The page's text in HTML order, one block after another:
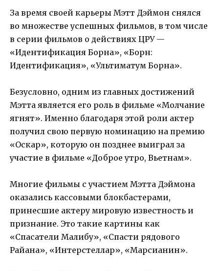
За время своей карьеры Мэтт Дэймон снялся
во множестве успешных фильмов, в том числе
в серии фильмов о действиях ЦРУ —
«Идентификация Борна», «Борн:
Идентификация», «Ультиматум Борна».
Безусловно, одним из главных достижений
Мэтта является его роль в фильме «Молчание
ягнят». Именно благодаря этой роли актер
получил свою первую номинацию на премию
«Оскар», которую он позднее выиграл за
участие в фильме «Доброе утро, Вьетнам».
Многие фильмы с участием Мэтта Дэймона
оказались кассовыми блокбастерами,
принесшие актеру мировую известность и
признание. Это такие картины как
«Спасатели Малибу», «Спасти рядового
Райана», «Интерстеллар», «Марсианин».